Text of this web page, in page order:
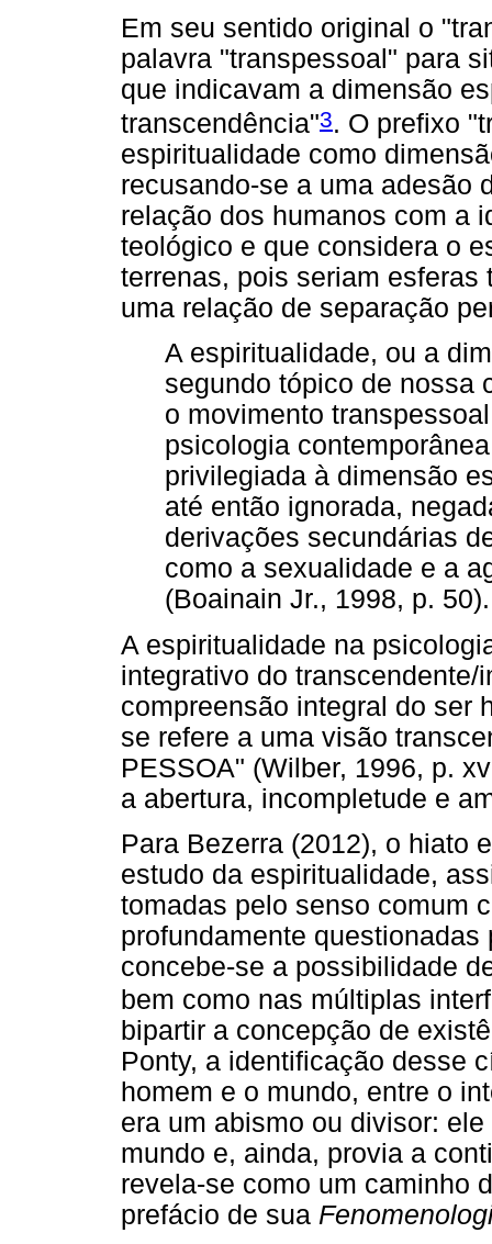
Em seu sentido original o
palavra "transpessoal" para
que indicavam a dimensão
transcendência"3. O prefixo
espiritualidade como
recusando-se a uma adesão
relação dos humanos com a
teológico e que considera o
terrenas, pois seriam
uma relação de separação
A espiritualidade, ou a
segundo tópico de nossa
o movimento
psicologia
privilegiada à dimensão
até então ignorada,
derivações secundárias
como a sexualidade e a
(Boainain Jr., 1998, p. 50).
A espiritualidade na
integrativo do transcendente/
compreensão integral do ser
se refere a uma visão
PESSOA" (Wilber, 1996, p.
a abertura, incompletude e
Para Bezerra (2012), o hiato
estudo da espiritualidade,
tomadas pelo senso comum
profundamente
concebe-se a possibilidade
bem como nas múltiplas
bipartir a concepção de
Ponty, a identificação desse
homem e o mundo, entre o
era um abismo ou divisor:
mundo e, ainda, provia a
revela-se como um caminho
prefácio de sua